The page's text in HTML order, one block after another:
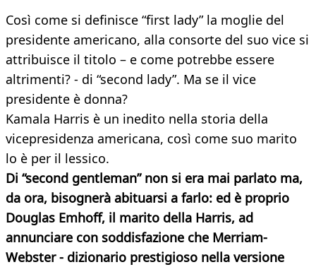
Così come si definisce “first lady” la moglie del
presidente americano, alla consorte del suo vice si
attribuisce il titolo – e come potrebbe essere
altrimenti? - di “second lady”. Ma se il vice
presidente è donna?
Kamala Harris è un inedito nella storia della
vicepresidenza americana, così come suo marito
lo è per il lessico.
Di “second gentleman” non si era mai parlato ma,
da ora, bisognerà abituarsi a farlo: ed è proprio
Douglas Emhoff, il marito della Harris, ad
annunciare con soddisfazione che Merriam-
Webster - dizionario prestigioso nella versione